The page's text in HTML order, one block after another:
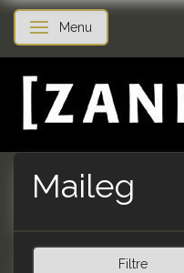
Skifte navigation
Menu
Maileg
Filtre